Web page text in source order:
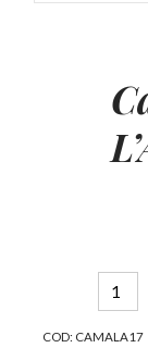
COD: CAMALA17